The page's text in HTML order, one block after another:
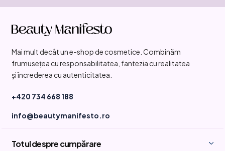
Mai mult decât un e-shop de cosmetice. Combinăm
frumusețea cu responsabilitatea, fantezia cu realitatea
și încrederea cu autenticitatea.
+420 734 668 188
info@beautymanifesto.ro
Totul despre cumpărare